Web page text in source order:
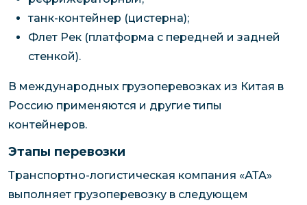
танк-контейнер (цистерна);
Флет Рек (платформа с передней и задней
стенкой).
В международных грузоперевозках из Китая в
Россию применяются и другие типы
контейнеров.
Этапы перевозки
Транспортно-логистическая компания «АТА»
выполняет грузоперевозку в следующем